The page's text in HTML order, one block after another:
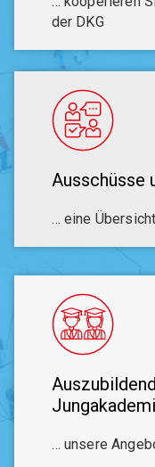
der DKG
Ausschüsse
… eine
… unsere